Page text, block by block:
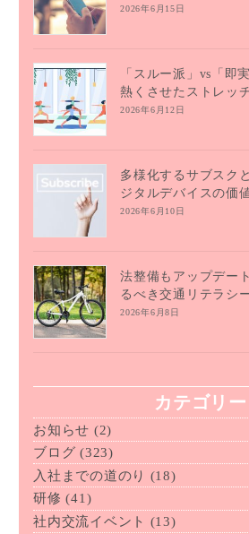
2026年6月15日
「スルー派」vs「即
熱くさせたストレッ
2026年6月12日
多様化するサブスク
ジタルデバイスの価
2026年6月10日
法整備もアップデー
るべき交通リテラシ
2026年6月8日
カテゴリー
お知らせ (2)
ブログ (323)
入社までの道のり (18)
研修 (41)
社内交流イベント (13)